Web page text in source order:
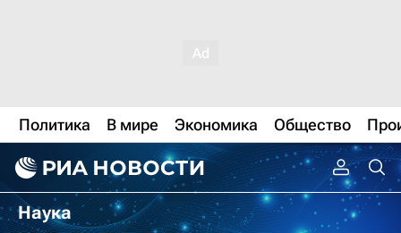
Политика В мире Экономика Общество
Наука